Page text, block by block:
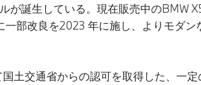
が誕生している。現在販売中のBMW
一部改良を2023 年に施し、よりモダ
土交通省からの認可を取得した、一